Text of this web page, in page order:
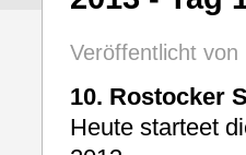
Veröffentlicht von
10. Rostocker
Heute starteet